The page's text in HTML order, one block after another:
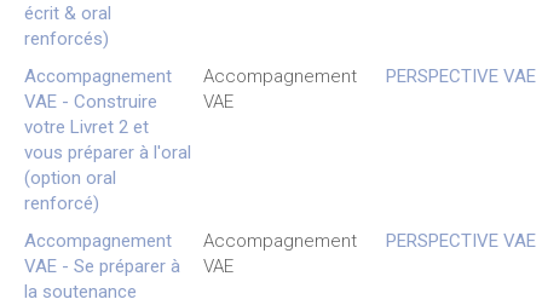
écrit & oral
renforcés)
Accompagnement
VAE - Construire
votre Livret 2 et
vous préparer à l'oral
(option oral
renforcé)
Accompagnement
VAE
PERSPECTIVE VAE
Accompagnement
VAE - Se préparer à
la soutenance
Accompagnement
VAE
PERSPECTIVE VAE